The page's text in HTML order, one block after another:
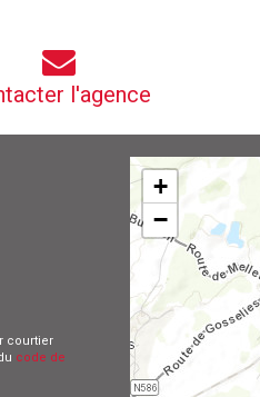
l'agence
courtier
code de
+
−